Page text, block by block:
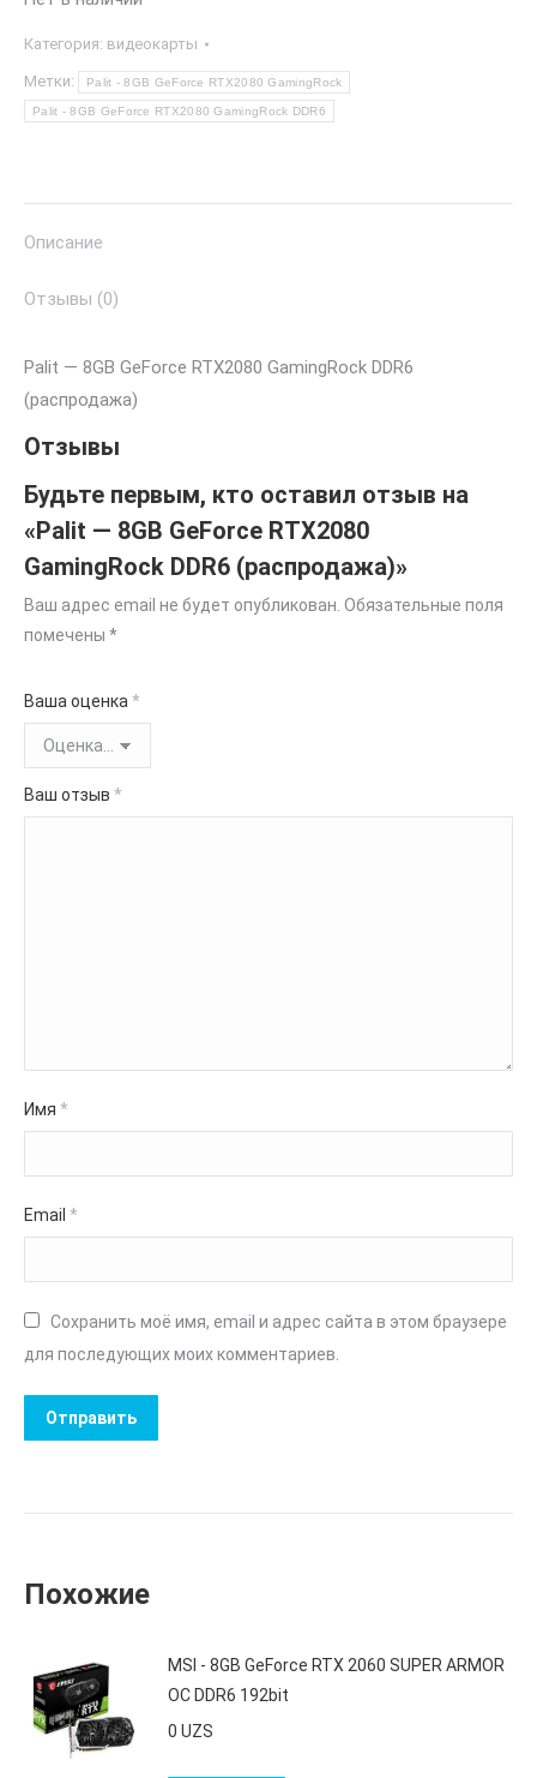
Категория: видеокарты
Метки: Palit - 8GB GeForce RTX2080 GamingRock
Palit - 8GB GeForce RTX2080 GamingRock DDR6
Описание
Отзывы (0)
Palit — 8GB GeForce RTX2080 GamingRock DDR6
(распродажа)
Отзывы
Будьте первым, кто оставил отзыв на
«Palit — 8GB GeForce RTX2080
GamingRock DDR6 (распродажа)»
Ваш адрес email не будет опубликован. Обязательные поля
помечены *
Ваша оценка *
Ваш отзыв *
Имя *
Email *
Сохранить моё имя, email и адрес сайта в этом браузере
для последующих моих комментариев.
Похожие
MSI - 8GB GeForce RTX 2060 SUPER ARMOR
OC DDR6 192bit
0 UZS